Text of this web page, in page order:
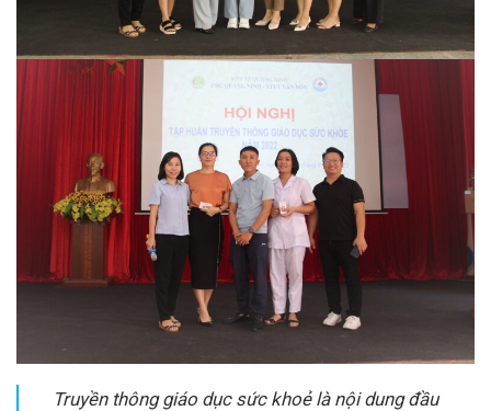
Truyền thông giáo dục sức khoẻ là nội dung đầu